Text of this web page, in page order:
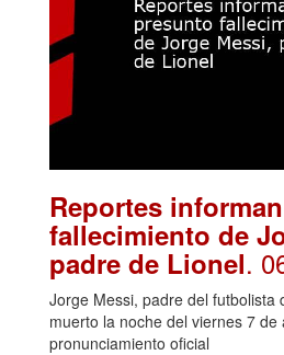
Reportes
fallecimiento de
padre de Lionel.
Jorge Messi, padre del futbolista
muerto la noche del viernes 7
pronunciamiento oficial